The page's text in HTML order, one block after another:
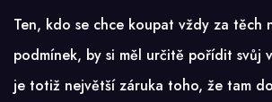
Ten, kdo se chce koupat vždy za těch
podmínek, by si měl určitě pořídit svůj
je totiž největší záruka toho, že tam